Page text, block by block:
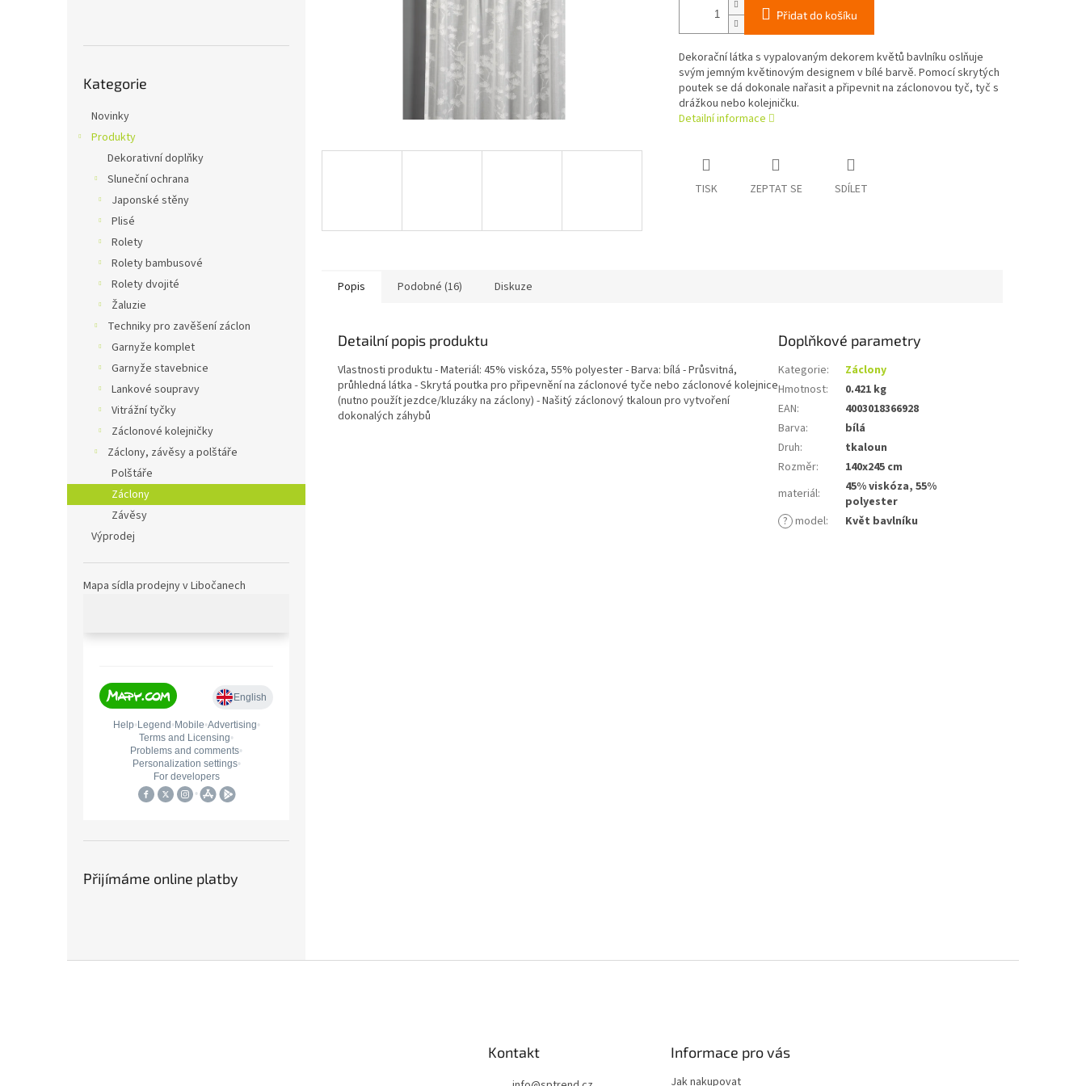
kategorie
Kategorie
Novinky
Produkty
Dekorativní doplňky
Sluneční ochrana
Japonské stěny
Plisé
Rolety
Rolety bambusové
Rolety dvojité
Žaluzie
Techniky pro zavěšení záclon
Garnyže komplet
Garnyže stavebnice
Lankové soupravy
Vitrážní tyčky
Záclonové kolejničky
Záclony, závěsy a polštáře
Polštáře
Záclony
Závěsy
Výprodej
Mapa sídla prodejny v Libočanech
Přijímáme online platby
Přidat do košíku
Dekorační látka s vypalovaným dekorem květů bavlníku oslňuje
svým jemným květinovým designem v bílé barvě. Pomocí skrytých
poutek se dá dokonale nařasit a připevnit na záclonovou tyč, tyč s
drážkou nebo kolejničku.
Detailní informace
TISK ZEPTAT SE SDÍLET
Popis Podobné (16) Diskuze
Detailní popis produktu
Vlastnosti produktu - Materiál: 45% viskóza, 55% polyester - Barva: bílá - Průsvitná,
průhledná látka - Skrytá poutka pro připevnění na záclonové tyče nebo záclonové kolejnice
(nutno použít jezdce/kluzáky na záclony) - Našitý záclonový tkaloun pro vytvoření
dokonalých záhybů
Doplňkové parametry
Kategorie:
Záclony
Hmotnost:
0.421 kg
EAN:
4003018366928
Barva:
bílá
Druh:
tkaloun
Rozměr:
140x245 cm
materiál:
45% viskóza, 55%
polyester
? model: Květ bavlníku
Kontakt Informace pro vás
Jak nakupovat